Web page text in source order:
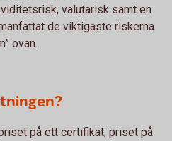
valutarisk samt en
de viktigaste riskerna
ovan.
på ett certifikat; priset på